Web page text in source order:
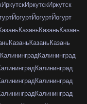
ИркутскИркутскИркутск
ЙогуртЙогуртЙогурт
КазаньКазаньКазань
КазаньКазаньКазань
КалининградКалининград
Калининград
Калининград
Калининград